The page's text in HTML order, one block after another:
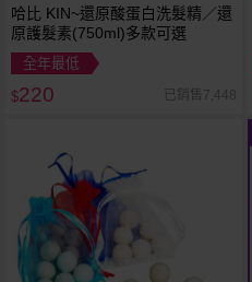
哈比 KIN~還原酸蛋白洗髮精／還
原護髮素(750ml)多款可選
全年最低
$220 已銷售7,448